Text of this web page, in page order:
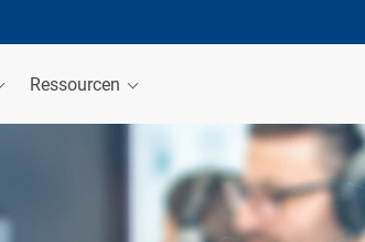
Ressourcen